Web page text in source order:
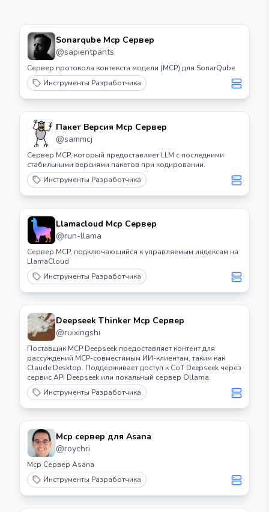
Sonarqube Mcp Сервер
@sapientpants
Сервер протокола контекста модели (MCP) для SonarQube
Инструменты Разработчика
Пакет Версия Mcp Сервер
@sammcj
Сервер MCP, который предоставляет LLM с последними
стабильными версиями пакетов при кодировании.
Инструменты Разработчика
Llamacloud Mcp Сервер
@run-llama
Сервер MCP, подключающийся к управляемым индексам на
LlamaCloud
Инструменты Разработчика
Deepseek Thinker Mcp Сервер
@ruixingshi
Поставщик MCP Deepseek предоставляет контент для
рассуждений MCP-совместимым ИИ-клиентам, таким как
Claude Desktop. Поддерживает доступ к CoT Deepseek через
сервис API Deepseek или локальный сервер Ollama.
Инструменты Разработчика
Mcp сервер для Asana
@roychri
Mcp Сервер Asana
Инструменты Разработчика